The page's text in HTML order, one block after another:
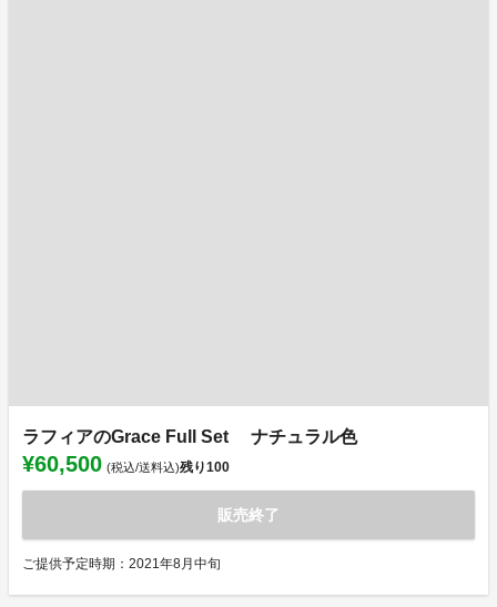
ラフィアのGrace Full Set ナチュラル色
¥60,500 (税込/送料込)残り100
販売終了
ご提供予定時期：2021年8月中旬